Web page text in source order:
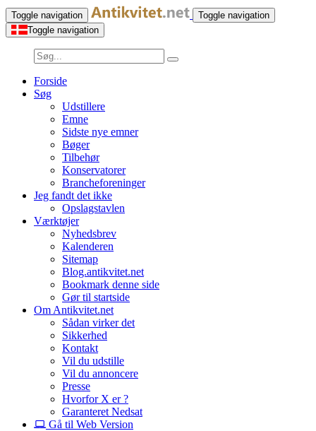
Toggle navigation
Toggle navigation
Toggle navigation
Forside
Søg
Udstillere
Emne
Sidste nye emner
Bøger
Tilbehør
Konservatorer
Brancheforeninger
Jeg fandt det ikke
Opslagstavlen
Værktøjer
Nyhedsbrev
Kalenderen
Sitemap
Blog.antikvitet.net
Bookmark denne side
Gør til startside
Om Antikvitet.net
Sådan virker det
Sikkerhed
Kontakt
Vil du udstille
Vil du annoncere
Presse
Hvorfor X er ?
Garanteret Nedsat
Gå til Web Version